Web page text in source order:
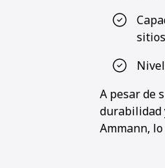
A pesar de
durabilidad
Ammann,